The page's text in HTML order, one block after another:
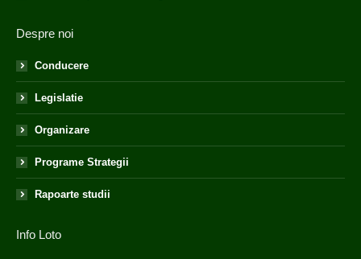
Despre noi
Conducere
Legislatie
Organizare
Programe Strategii
Rapoarte studii
Info Loto